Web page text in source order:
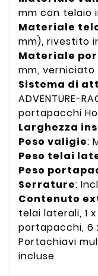
mm con telaio
Materiale
mm), rivestito
Materiale
mm, verniciato
Sistema di
ADVENTURE-
portapacchi
Larghezza
Peso valigie:
Peso telai
Peso
Serrature:
Contenuto
telai laterali, 1
portapacchi, 6
Portachiavi
incluse